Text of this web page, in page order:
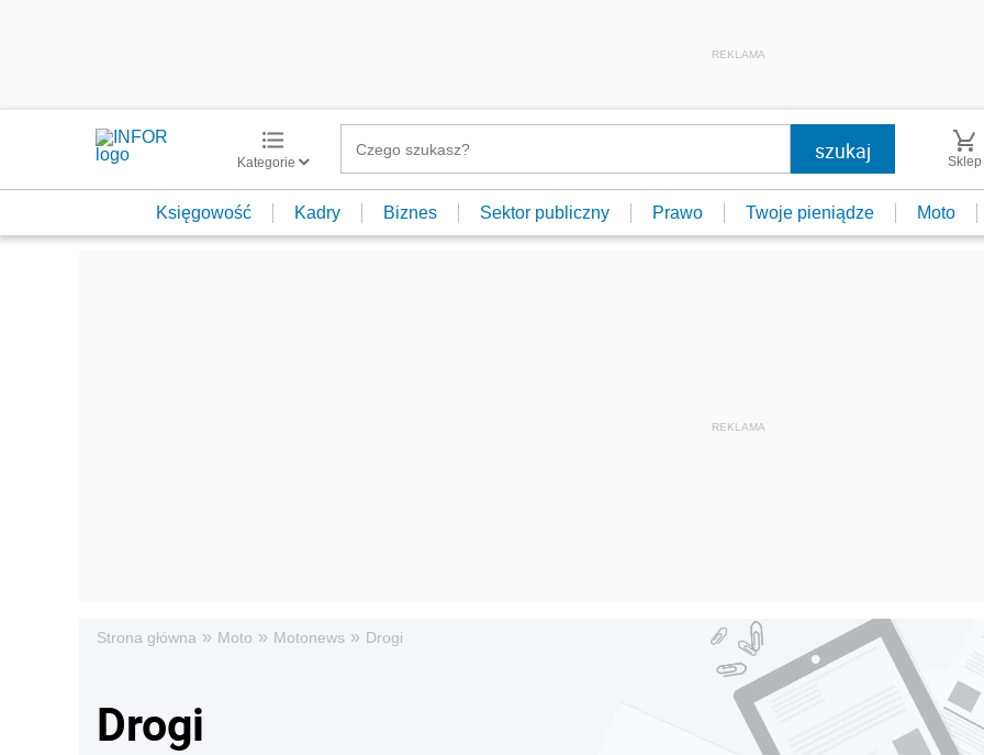
REKLAMA
Kategorie Sklep
Księgowość Kadry Biznes Sektor publiczny Prawo Twoje pieniądze Moto
Strona główna » Moto » Motonews » Drogi
Drogi